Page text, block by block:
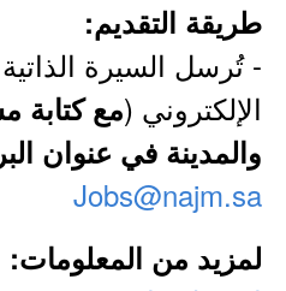
طريقة التقديم:
- تُرسل السيرة الذاتية
الإلكتروني (مع كتابة
والمدينة في عنوان
Jobs@najm.sa
لمزيد من المعلومات: